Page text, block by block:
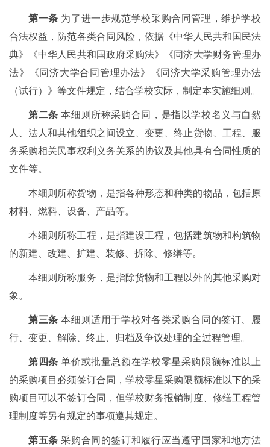
第一条 为了进一步规范学校采购合同管理，维护学校
合法权益，防范各类合同风险，依据《中华人民共和国民法
典》《中华人民共和国政府采购法》《同济大学财务管理办
法》《同济大学合同管理办法》《同济大学采购管理办法
（试行）》等文件规定，结合学校实际，制定本实施细则。
第二条 本细则所称采购合同，是指以学校名义与自然
人、法人和其他组织之间设立、变更、终止货物、工程、服
务采购相关民事权利义务关系的协议及其他具有合同性质的
文件等。
本细则所称货物，是指各种形态和种类的物品，包括原
材料、燃料、设备、产品等。
本细则所称工程，是指建设工程，包括建筑物和构筑物
的新建、改建、扩建、装修、拆除、修缮等。
本细则所称服务，是指除货物和工程以外的其他采购对
象。
第三条 本细则适用于学校对各类采购合同的签订、履
行、变更、解除、终止、归档及争议处理的全过程管理。
第四条 单价或批量总额在学校零星采购限额标准以上
的采购项目必须签订合同，学校零星采购限额标准以下的采
购项目可以不签订合同，但学校财务报销制度、修缮工程管
理制度等另有规定的事项遵其规定。
第五条 采购合同的签订和履行应当遵守国家和地方法